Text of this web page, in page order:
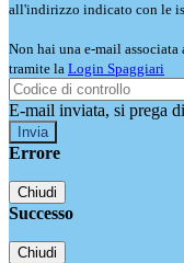
all'indirizzo indicato con le
Non hai una e-mail
tramite la Login Spaggiari
E-mail inviata, si prega
Errore
Chiudi
Successo
Chiudi